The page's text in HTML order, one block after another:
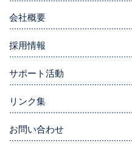
会社概要
採用情報
サポート活動
リンク集
お問い合わせ